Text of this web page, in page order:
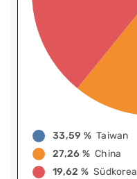
33,59 % Taiwan
27,26 % China
19,62 % Südkorea